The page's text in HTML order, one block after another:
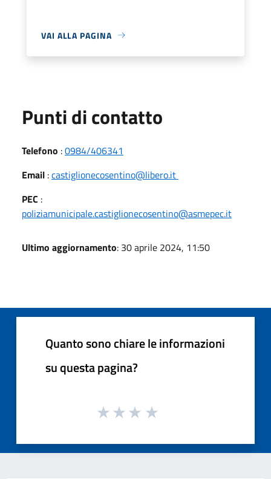
VAI ALLA PAGINA
Punti di contatto
Telefono :0984/406341
Email :castiglionecosentino@libero.it
PEC :
poliziamunicipale.castiglionecosentino@asmepec.it
Ultimo aggiornamento: 30 aprile 2024, 11:50
Quanto sono chiare le informazioni
su questa pagina?